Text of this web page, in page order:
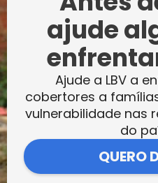
ajude
Ajude a LBV a
cobertores a
vulnerabilidade nas
do
QUERO